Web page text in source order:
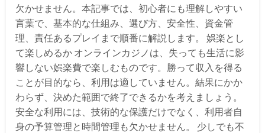
欠かせません。本記事では、初心者にも理解しやすい
言葉で、基本的な仕組み、選び方、安全性、資金管
理、責任あるプレイまで順番に解説します。 娯楽とし
て楽しめるか オンラインカジノは、失っても生活に影
響しない娯楽費で楽しむものです。勝って収入を得る
ことが目的なら、利用は適していません。結果にかか
わらず、決めた範囲で終了できるかを考えましょう。
安全な利用には、技術的な保護だけでなく、利用者自
身の予算管理と時間管理も欠かせません。 少しでも不